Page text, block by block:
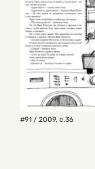
#91 / 2009, с.36